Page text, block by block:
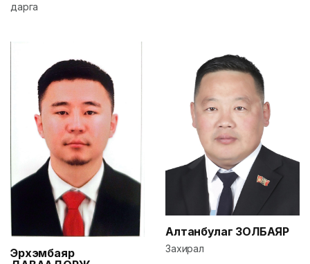
дарга
Эрхэмбаяр
Алтанбулаг ЗОЛБАЯР
Захирал